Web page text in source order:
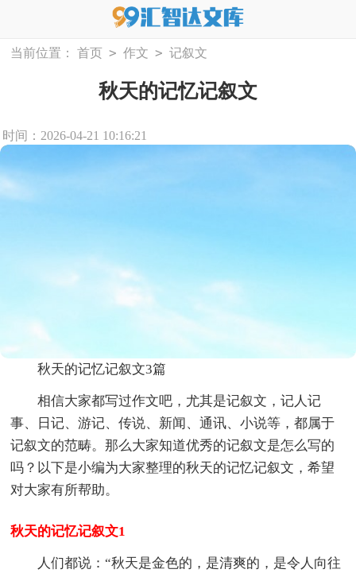
当前位置： 首页 > 作文 > 记叙文
秋天的记忆记叙文
时间：2026-04-21 10:16:21
秋天的记忆记叙文3篇
相信大家都写过作文吧，尤其是记叙文，记人记
事、日记、游记、传说、新闻、通讯、小说等，都属于
记叙文的范畴。那么大家知道优秀的记叙文是怎么写的
吗？以下是小编为大家整理的秋天的记忆记叙文，希望
对大家有所帮助。
秋天的记忆记叙文1
人们都说：“秋天是金色的，是清爽的，是令人向往